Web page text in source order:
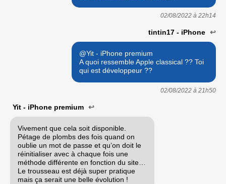
02/08/2022 à 22h14
tintin17 - iPhone ↩
@Yit - iPhone premium
A quoi ressemble Apple classical ?? Toi
qui est développeur ??
02/08/2022 à 21h50
Yit - iPhone premium ↩
Vivement que cela soit disponible.
Pétage de plombs des fois quand on
oublie un mot de passe et qu’on doit le
réinitialiser avec à chaque fois une
méthode différente en fonction du site…
Le trousseau est déjà super pratique
mais ça serait une belle évolution !